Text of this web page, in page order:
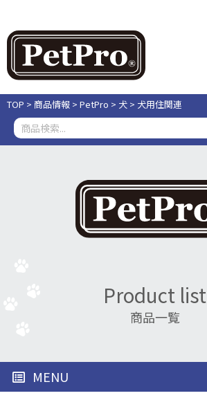
TOP > 商品情報 > PetPro > 犬 > 犬用住関連
Product list
商品一覧
MENU